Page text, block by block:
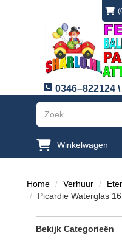
0346–822124
Winkelwagen
Home Verhuur
Picardie Waterglas 16
Bekijk Categorieën